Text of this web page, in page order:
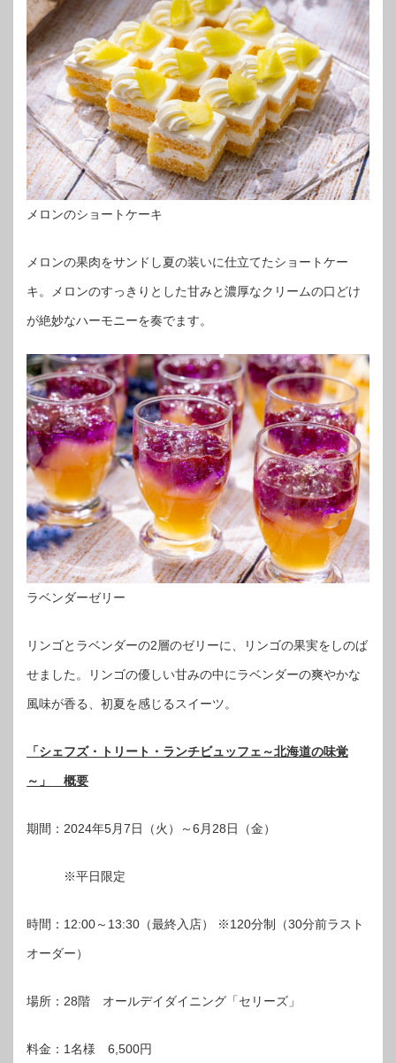
メロンのショートケーキ
メロンの果肉をサンドし夏の装いに仕立てたショートケー
キ。メロンのすっきりとした甘みと濃厚なクリームの口どけ
が絶妙なハーモニーを奏でます。
ラベンダーゼリー
リンゴとラベンダーの2層のゼリーに、リンゴの果実をしのば
せました。リンゴの優しい甘みの中にラベンダーの爽やかな
風味が香る、初夏を感じるスイーツ。
「シェフズ・トリート・ランチビュッフェ～北海道の味覚
～」 概要
期間：2024年5月7日（火）～6月28日（金）
※平日限定
時間：12:00～13:30（最終入店） ※120分制（30分前ラスト
オーダー）
場所：28階 オールデイダイニング「セリーズ」
料金：1名様 6,500円